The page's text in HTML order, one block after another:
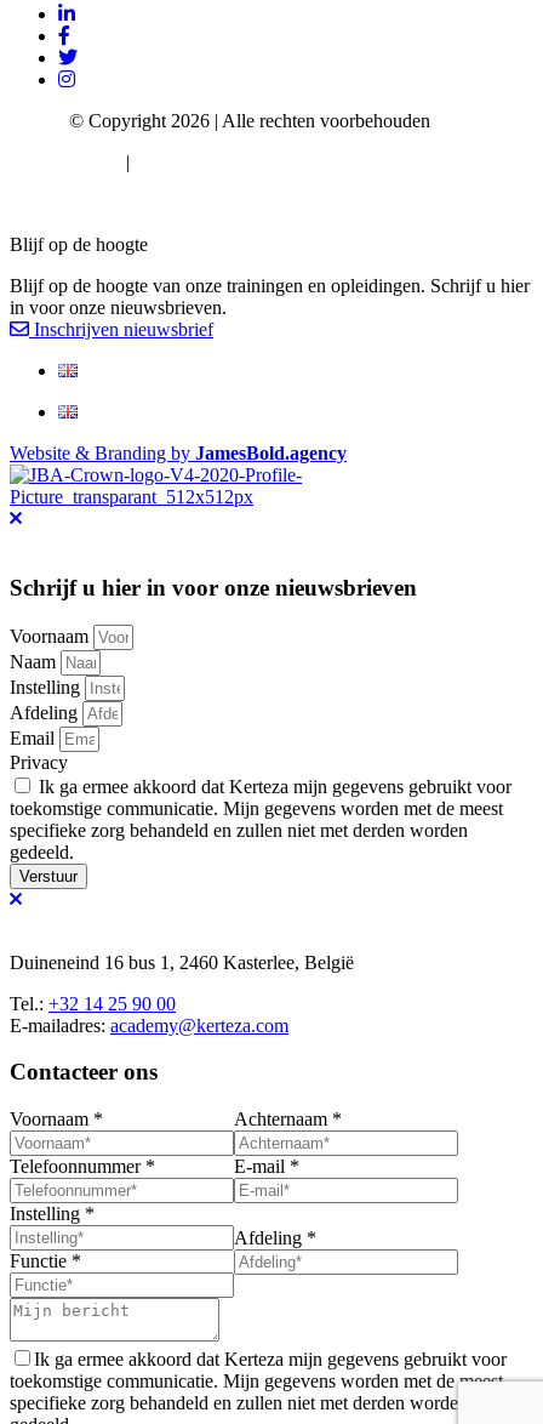
© Copyright 2026 | Alle rechten voorbehouden
|
Blijf op de hoogte
Blijf op de hoogte van onze trainingen en opleidingen. Schrijf u hier
in voor onze nieuwsbrieven.
Inschrijven nieuwsbrief
Website & Branding by JamesBold.agency
Schrijf u hier in voor onze nieuwsbrieven
Voornaam
Naam
Instelling
Afdeling
Email
Privacy
Ik ga ermee akkoord dat Kerteza mijn gegevens gebruikt voor
toekomstige communicatie. Mijn gegevens worden met de meest
specifieke zorg behandeld en zullen niet met derden worden
gedeeld.
Verstuur
Duineneind 16 bus 1, 2460 Kasterlee, België
Tel.: +32 14 25 90 00
E-mailadres: academy@kerteza.com
Contacteer ons
Voornaam * Achternaam *
Telefoonnummer * E-mail *
Instelling *
Functie *
Afdeling *
Ik ga ermee akkoord dat Kerteza mijn gegevens gebruikt voor
toekomstige communicatie. Mijn gegevens worden met de meest
specifieke zorg behandeld en zullen niet met derden worden